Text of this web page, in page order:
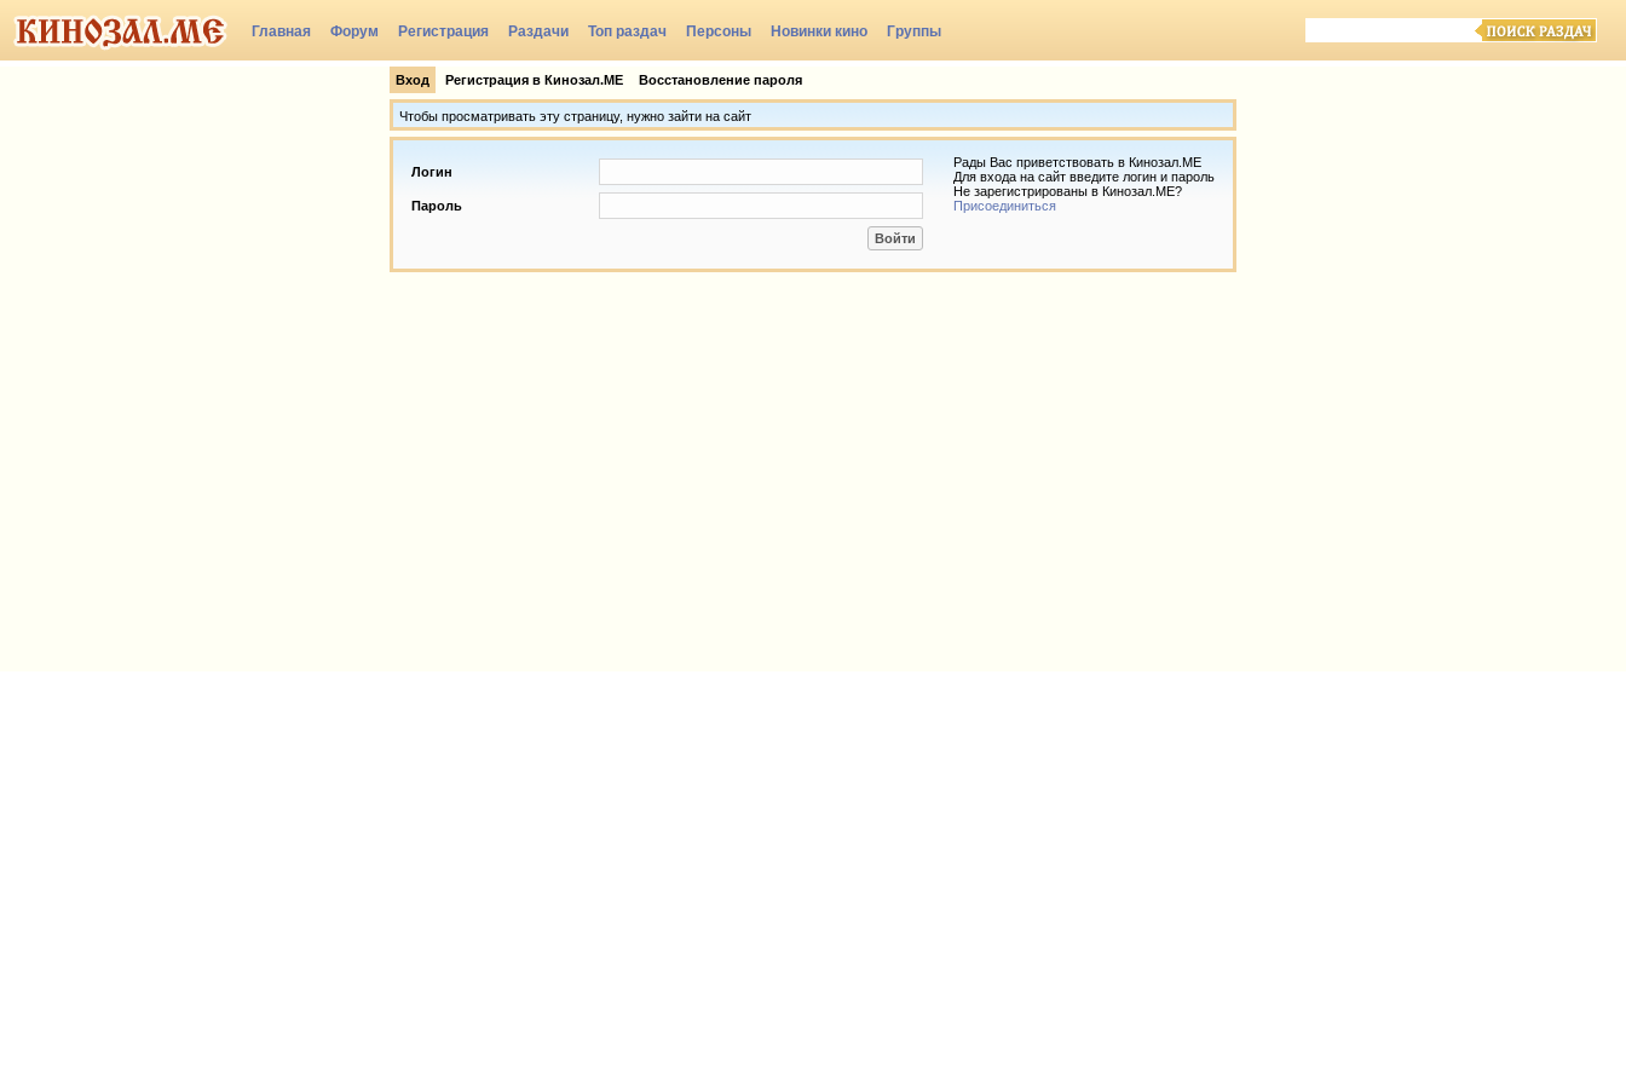
Главная Форум Регистрация Раздачи Топ раздач Персоны Новинки кино Группы
Вход Регистрация в Кинозал.МЕ Восстановление пароля
Чтобы просматривать эту страницу, нужно зайти на сайт
Логин
Пароль
Рады Вас приветствовать в Кинозал.МЕ
Для входа на сайт введите логин и пароль
Не зарегистрированы в Кинозал.МЕ?
Присоединиться